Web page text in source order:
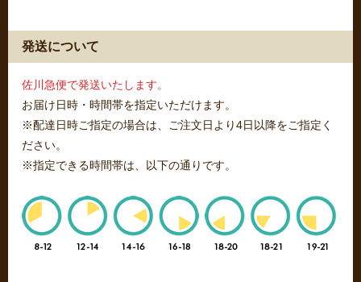
発送について
佐川急便で発送いたします。
お届け日時・時間帯を指定いただけます。
※配達日時ご指定の場合は、ご注文日より4日以降をご指定く
ださい。
※指定できる時間帯は、以下の通りです。